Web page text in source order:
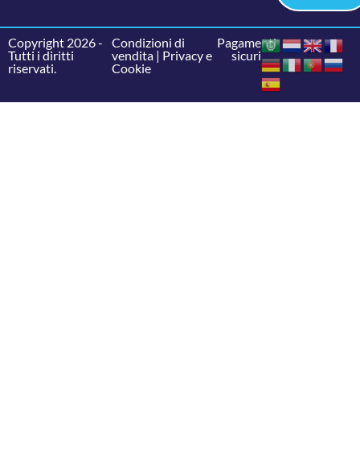
Copyright 2026 -
Tutti i diritti
riservati.
Condizioni di
vendita| Privacy e
Cookie
Pagamenti
sicuri